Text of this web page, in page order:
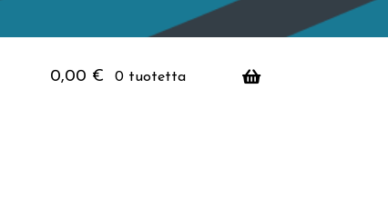
0,00 € 0 tuotetta